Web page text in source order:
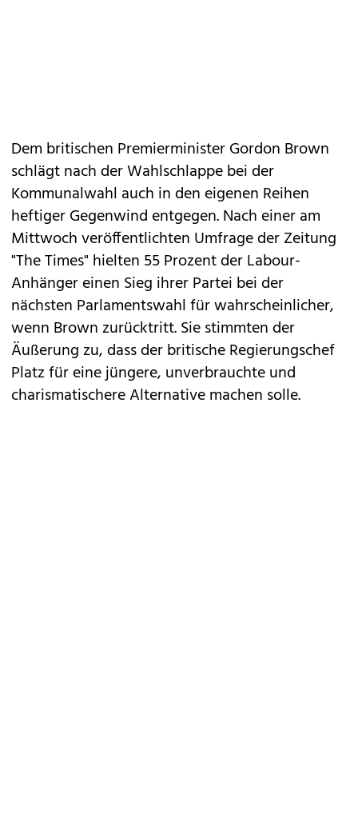
Dem britischen Premierminister Gordon Brown
schlägt nach der Wahlschlappe bei der
Kommunalwahl auch in den eigenen Reihen
heftiger Gegenwind entgegen. Nach einer am
Mittwoch veröffentlichten Umfrage der Zeitung
"The Times" hielten 55 Prozent der Labour-
Anhänger einen Sieg ihrer Partei bei der
nächsten Parlamentswahl für wahrscheinlicher,
wenn Brown zurücktritt. Sie stimmten der
Äußerung zu, dass der britische Regierungschef
Platz für eine jüngere, unverbrauchte und
charismatischere Alternative machen solle.